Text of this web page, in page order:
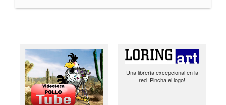
Una librería excepcional en la
red ¡Pincha el logo!